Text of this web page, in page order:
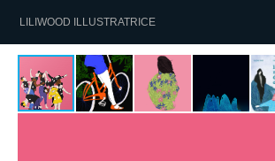
LILIWOOD ILLUSTRATRICE